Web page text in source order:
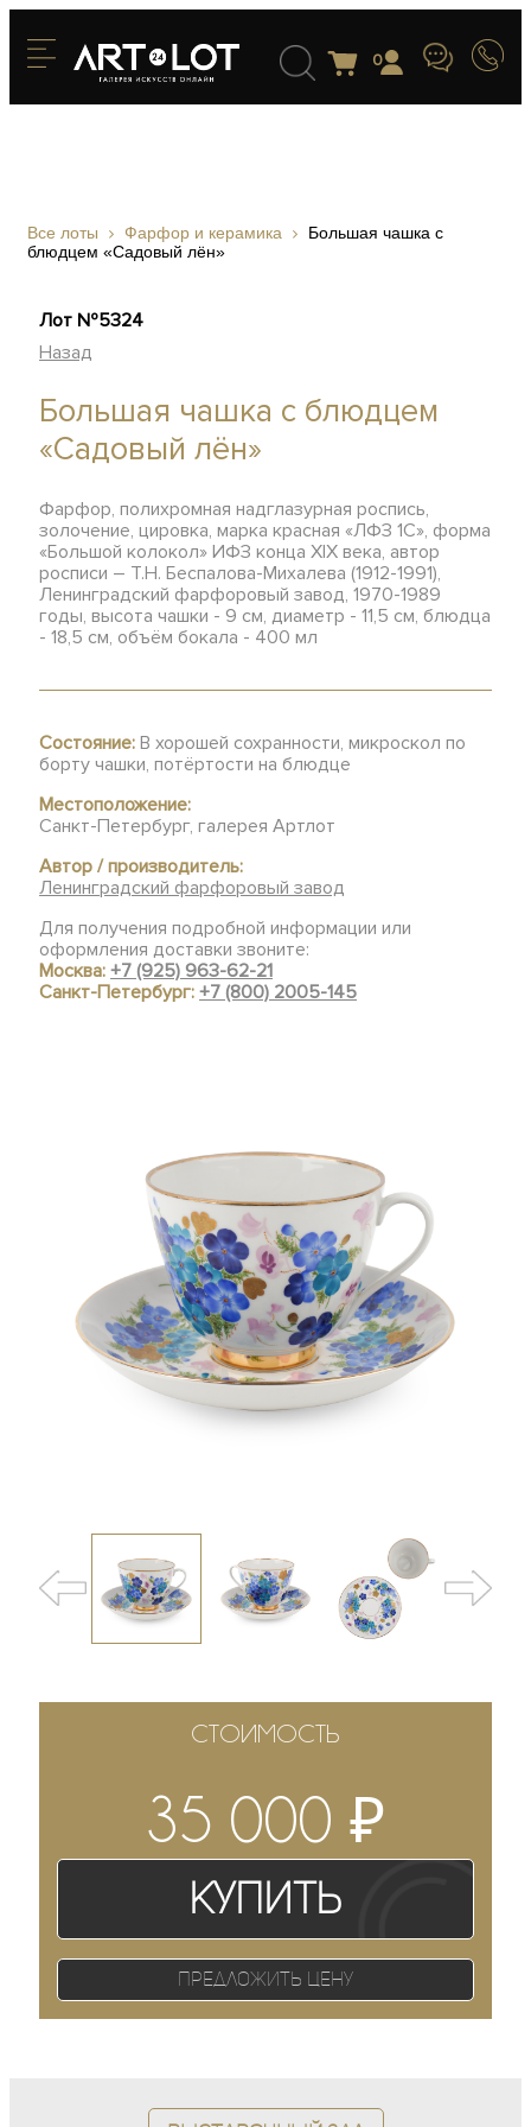
0
Все лоты Фарфор и керамика
Большая чашка с
блюдцем «Садовый лён»
Лот №5324
Назад
Большая чашка с блюдцем
«Садовый лён»
Фарфор, полихромная надглазурная роспись,
золочение, цировка, марка красная «ЛФЗ 1С», форма
«Большой колокол» ИФЗ конца XIX века, автор
росписи – Т.Н. Беспалова-Михалева (1912-1991),
Ленинградский фарфоровый завод, 1970-1989
годы, высота чашки - 9 см, диаметр - 11,5 см, блюдца
- 18,5 см, объём бокала - 400 мл
Состояние: В хорошей сохранности, микроскол по
борту чашки, потёртости на блюдце
Местоположение:
Санкт-Петербург, галерея Артлот
Автор / производитель:
Ленинградский фарфоровый завод
Для получения подробной информации или
оформления доставки звоните:
Москва:+7 (925) 963-62-21
Санкт-Петербург:+7 (800) 2005-145
СТОИМОСТЬ
35 000₽
Купить
Предложить цену